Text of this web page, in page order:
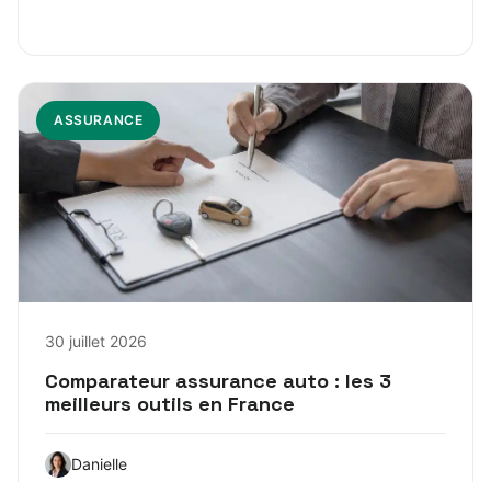
ASSURANCE
30 juillet 2026
Comparateur assurance auto : les 3
meilleurs outils en France
Danielle